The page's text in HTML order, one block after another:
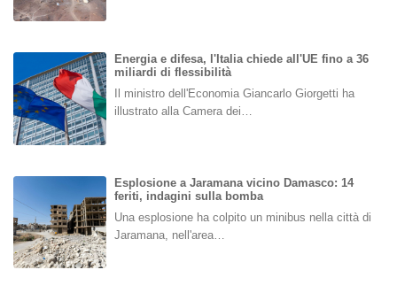
Energia e difesa, l'Italia chiede all'UE fino a 36
miliardi di flessibilità
Il ministro dell'Economia Giancarlo Giorgetti ha
illustrato alla Camera dei…
Esplosione a Jaramana vicino Damasco: 14
feriti, indagini sulla bomba
Una esplosione ha colpito un minibus nella città di
Jaramana, nell'area…